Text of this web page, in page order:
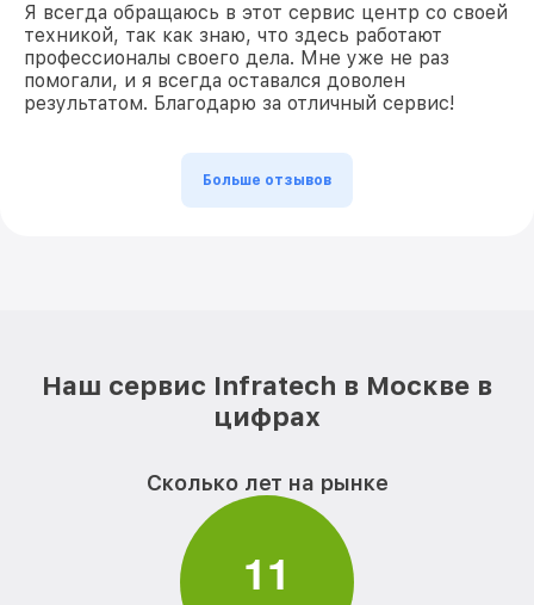
Я всегда обращаюсь в этот сервис центр со своей
техникой, так как знаю, что здесь работают
профессионалы своего дела. Мне уже не раз
помогали, и я всегда оставался доволен
результатом. Благодарю за отличный сервис!
Больше отзывов
Наш сервис Infratech в Москве в
цифрах
Сколько лет на рынке
11